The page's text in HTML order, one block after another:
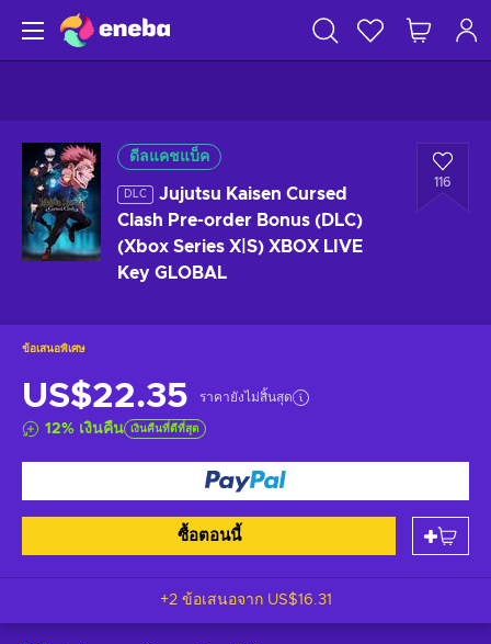
ดีลแคชแบ็ค
DLC
Jujutsu Kaisen Cursed
Clash Pre-order Bonus (DLC)
(Xbox Series X|S) XBOX LIVE
Key GLOBAL
116
ข้อเสนอพิเศษ
US$22.35 ราคายังไม่สิ้นสุด
12% เงินคืน เงินคืนที่ดีที่สุด
ซื้อตอนนี้
+2 ข้อเสนอจาก US$16.31